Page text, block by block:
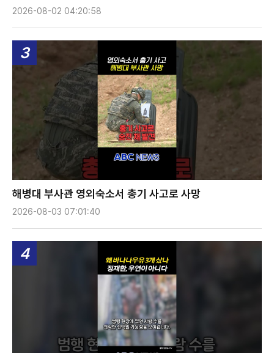
2026-08-02 04:20:58
3
해병대 부사관 영외숙소서 총기 사고로 사망
2026-08-03 07:01:40
4